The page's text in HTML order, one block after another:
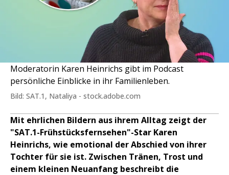
Moderatorin Karen Heinrichs gibt im Podcast
persönliche Einblicke in ihr Familienleben.
Bild: SAT.1, Nataliya - stock.adobe.com
Mit ehrlichen Bildern aus ihrem Alltag zeigt der
"SAT.1-Frühstücksfernsehen"-Star Karen
Heinrichs, wie emotional der Abschied von ihrer
Tochter für sie ist. Zwischen Tränen, Trost und
einem kleinen Neuanfang beschreibt die